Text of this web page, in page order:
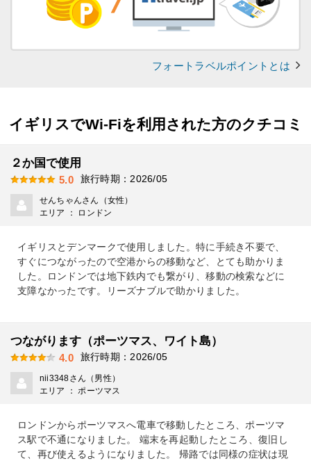
フォートラベルポイントとは
イギリスでWi-Fiを利用された方のクチコミ
２か国で使用
5.0 旅行時期：2026/05
せんちゃんさん（女性）
エリア ： ロンドン
イギリスとデンマークで使用しました。特に手続き不要で、
すぐにつながったので空港からの移動など、とても助かりま
した。ロンドンでは地下鉄内でも繋がり、移動の検索などに
支障なかったです。リーズナブルで助かりました。
つながります（ポーツマス、ワイト島）
4.0 旅行時期：2026/05
nii3348さん（男性）
エリア ： ポーツマス
ロンドンからポーツマスへ電車で移動したところ、ポーツマ
ス駅で不通になりました。 端末を再起動したところ、復旧し
て、再び使えるようになりました。 帰路では同様の症状は現